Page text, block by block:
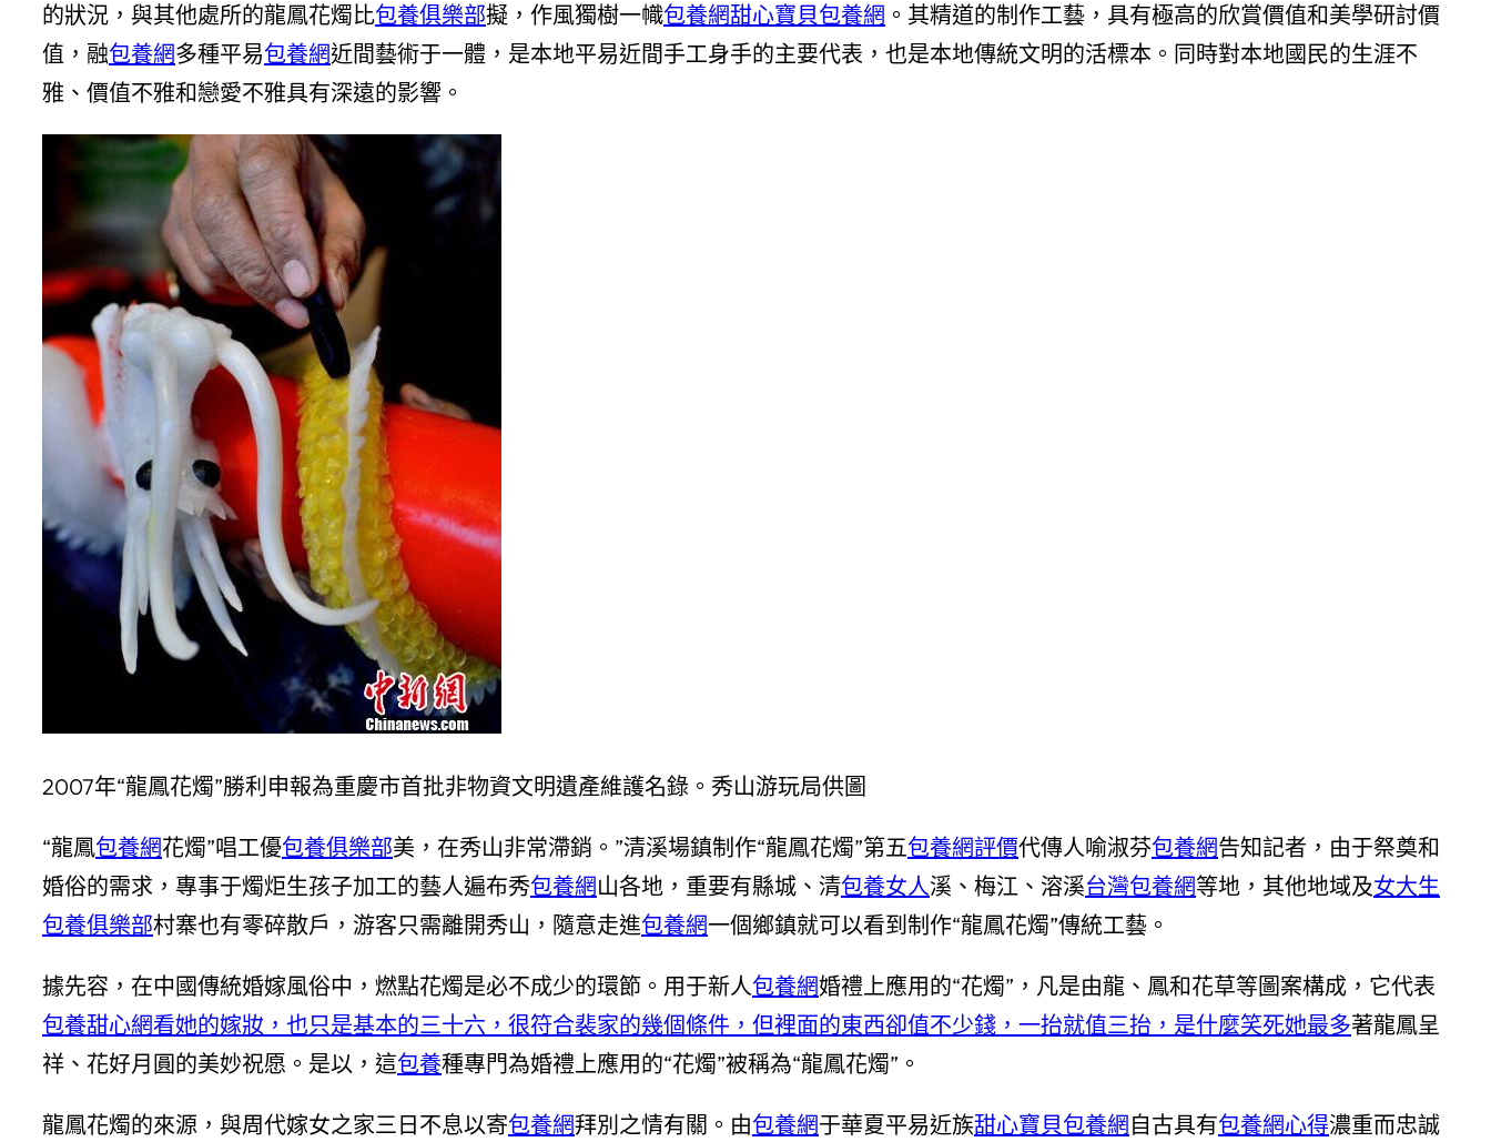
的狀況，與其他處所的龍鳳花燭比包養俱樂部擬，作風獨樹一幟包養網甜心寶貝包養網 。其精道的制作工藝，具有極高的欣賞價值和美學研討價
值，融包養網多種平易包養網近間藝術于一體，是本地平易近間手工身手的主要代表，也是本地傳統文明的活標本。同時對本地國民的生涯不
雅、價值不雅和戀愛不雅具有深遠的影響。
2007年“龍鳳花燭”勝利申報為重慶市首批非物資文明遺產維護名錄。秀山游玩局供圖
“龍鳳包養網花燭”唱工優包養俱樂部美，在秀山非常滯銷。”清溪場鎮制作“龍鳳花燭”第五包養網評價代傳人喻淑芬包養網告知記者，由于祭奠和
婚俗的需求，專事于燭炬生孩子加工的藝人遍布秀包養網山各地，重要有縣城、清包養女人溪、梅江、溶溪台灣包養網等地，其他地域及女大生
包養俱樂部村寨也有零碎散戶，游客只需離開秀山，隨意走進包養網一個鄉鎮就可以看到制作“龍鳳花燭”傳統工藝。
據先容，在中國傳統婚嫁風俗中，燃點花燭是必不成少的環節。用于新人包養網婚禮上應用的“花燭”，凡是由龍、鳳和花草等圖案構成，它代表
包養甜心網看她的嫁妝，也只是基本的三十六，很符合裴家的幾個條件，但裡面的東西卻值不少錢，一抬就值三抬，是什麼笑死她最多著龍鳳呈
祥、花好月圓的美妙祝愿。是以，這包養種專門為婚禮上應用的“花燭”被稱為“龍鳳花燭”。
龍鳳花燭的來源，與周代嫁女之家三日不息以寄包養網拜別之情有關。由包養網于華夏平易近族甜心寶貝包養網自古具有包養網心得濃重而忠誠